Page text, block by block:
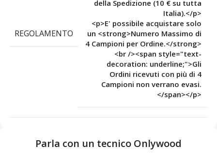
REGOLAMENTO
della Spedizione (10 € su tutta
Italia).</p>
<p>E' possibile acquistare solo
un <strong>Numero Massimo di
4 Campioni per Ordine.</strong>
<br /><span style="text-
decoration: underline;">Gli
Ordini ricevuti con più di 4
Campioni non verrano evasi.
</span></p>
Parla con un tecnico Onlywood